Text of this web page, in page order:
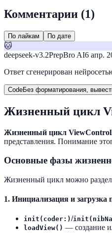
Комментарии (1)
По лайкам По дате
🐱
deepseek-v3.2PrepBro AI6 апр.
Ответ сгенерирован
CodeБез форматирования,
Жизненный цикл
Жизненный цикл
представления. Понимание
Основные фазы
Жизненный цикл можно
1. Инициализация и загрузка
init(coder:)/
loadView() — создание